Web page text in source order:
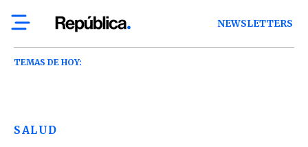
NEWSLETTERS
TEMAS DE HOY:
SALUD